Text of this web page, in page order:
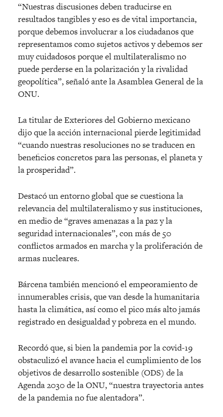
“Nuestras discusiones deben traducirse en
resultados tangibles y eso es de vital importancia,
porque debemos involucrar a los ciudadanos que
representamos como sujetos activos y debemos ser
muy cuidadosos porque el multilateralismo no
puede perderse en la polarización y la rivalidad
geopolítica”, señaló ante la Asamblea General de la
ONU.
La titular de Exteriores del Gobierno mexicano
dijo que la acción internacional pierde legitimidad
“cuando nuestras resoluciones no se traducen en
beneficios concretos para las personas, el planeta y
la prosperidad”.
Destacó un entorno global que se cuestiona la
relevancia del multilateralismo y sus instituciones,
en medio de “graves amenazas a la paz y la
seguridad internacionales”, con más de 50
conflictos armados en marcha y la proliferación de
armas nucleares.
Bárcena también mencionó el empeoramiento de
innumerables crisis, que van desde la humanitaria
hasta la climática, así como el pico más alto jamás
registrado en desigualdad y pobreza en el mundo.
Recordó que, si bien la pandemia por la covid-19
obstaculizó el avance hacia el cumplimiento de los
objetivos de desarrollo sostenible (ODS) de la
Agenda 2030 de la ONU, “nuestra trayectoria antes
de la pandemia no fue alentadora”.